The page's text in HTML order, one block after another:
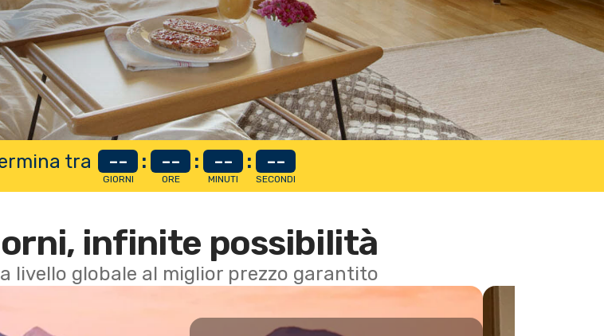
tra --
GIORNI
: --
ORE
: --
MINUTI
: --
SECONDI
infinite possibilità
livello globale al miglior prezzo garantito